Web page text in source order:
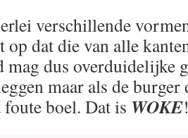
verschillende
dat die van alle
mag dus overduidelijke
maar als de burger
foute boel. Dat is WOKE